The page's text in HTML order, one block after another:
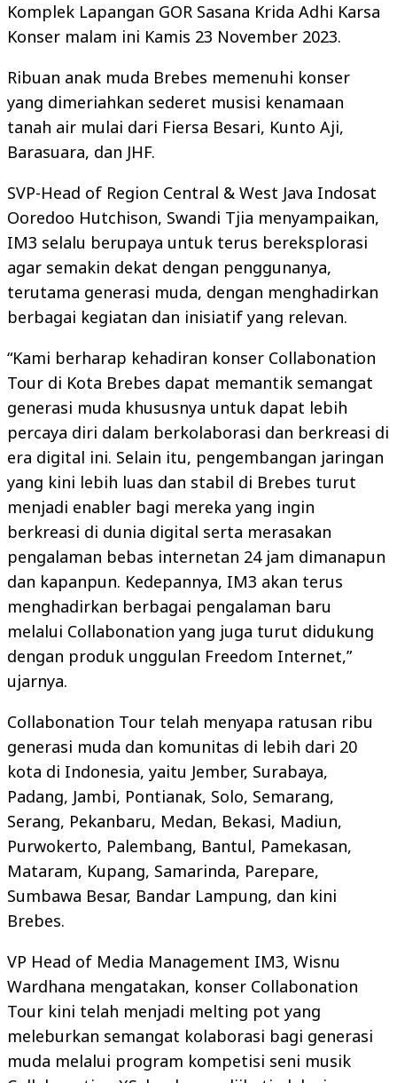
Komplek Lapangan GOR Sasana Krida Adhi Karsa
Konser malam ini Kamis 23 November 2023.
Ribuan anak muda Brebes memenuhi konser
yang dimeriahkan sederet musisi kenamaan
tanah air mulai dari Fiersa Besari, Kunto Aji,
Barasuara, dan JHF.
SVP-Head of Region Central & West Java Indosat
Ooredoo Hutchison, Swandi Tjia menyampaikan,
IM3 selalu berupaya untuk terus bereksplorasi
agar semakin dekat dengan penggunanya,
terutama generasi muda, dengan menghadirkan
berbagai kegiatan dan inisiatif yang relevan.
“Kami berharap kehadiran konser Collabonation
Tour di Kota Brebes dapat memantik semangat
generasi muda khususnya untuk dapat lebih
percaya diri dalam berkolaborasi dan berkreasi di
era digital ini. Selain itu, pengembangan jaringan
yang kini lebih luas dan stabil di Brebes turut
menjadi enabler bagi mereka yang ingin
berkreasi di dunia digital serta merasakan
pengalaman bebas internetan 24 jam dimanapun
dan kapanpun. Kedepannya, IM3 akan terus
menghadirkan berbagai pengalaman baru
melalui Collabonation yang juga turut didukung
dengan produk unggulan Freedom Internet,”
ujarnya.
Collabonation Tour telah menyapa ratusan ribu
generasi muda dan komunitas di lebih dari 20
kota di Indonesia, yaitu Jember, Surabaya,
Padang, Jambi, Pontianak, Solo, Semarang,
Serang, Pekanbaru, Medan, Bekasi, Madiun,
Purwokerto, Palembang, Bantul, Pamekasan,
Mataram, Kupang, Samarinda, Parepare,
Sumbawa Besar, Bandar Lampung, dan kini
Brebes.
VP Head of Media Management IM3, Wisnu
Wardhana mengatakan, konser Collabonation
Tour kini telah menjadi melting pot yang
meleburkan semangat kolaborasi bagi generasi
muda melalui program kompetisi seni musik